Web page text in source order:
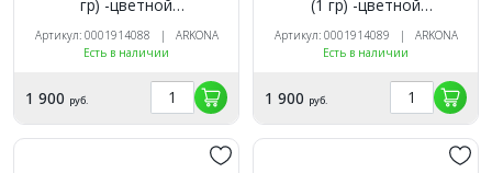
гр) -цветной
светоотв.композит типа
"flow", ARKONA
Артикул: 0001914088 | ARKONA
Есть в наличии
1 900 руб.
(1 гр) -цветной
светоотв.композит типа
"flow", ARKONA
Артикул: 0001914089 | ARKONA
Есть в наличии
1 900 руб.